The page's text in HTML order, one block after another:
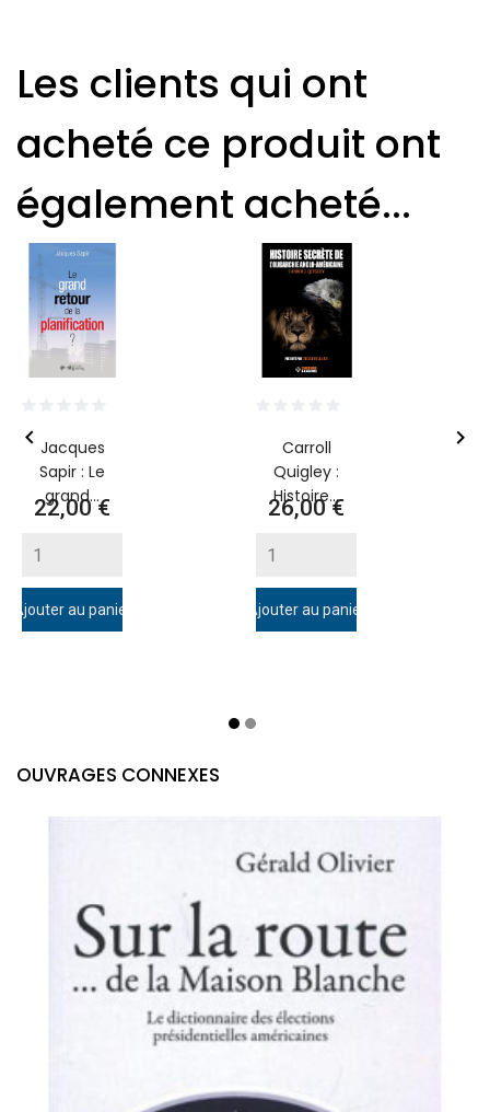
Les clients qui ont
acheté ce produit ont
également acheté...
Jacques
Sapir : Le
grand...
Prix
22,00 €
Ajouter au panier
Carroll
Quigley :
Histoire...
Prix
26,00 €
Ajouter au panier
 
OUVRAGES CONNEXES